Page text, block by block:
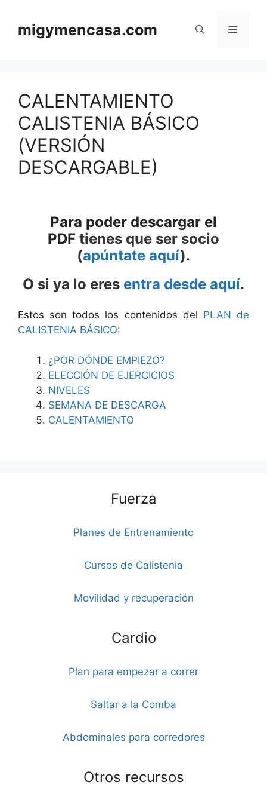
contenido
migymencasa.com Menú
CALENTAMIENTO
CALISTENIA BÁSICO
(VERSIÓN
DESCARGABLE)
Para poder descargar el
PDF tienes que ser socio
(apúntate aquí).
O si ya lo eres entra desde aquí.
Estos son todos los contenidos del PLAN de
CALISTENIA BÁSICO:
¿POR DÓNDE EMPIEZO?
ELECCIÓN DE EJERCICIOS
NIVELES
SEMANA DE DESCARGA
CALENTAMIENTO
Fuerza
Planes de Entrenamiento
Cursos de Calistenia
Movilidad y recuperación
Cardio
Plan para empezar a correr
Saltar a la Comba
Abdominales para corredores
Otros recursos